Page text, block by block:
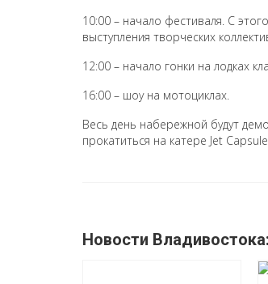
10:00 – начало фестиваля. С
выступления творческих
12:00 – начало гонки на лодках
16:00 – шоу на мотоциклах.
Весь день набережной будут
прокатиться на катере Jet
Новости Владивостока: